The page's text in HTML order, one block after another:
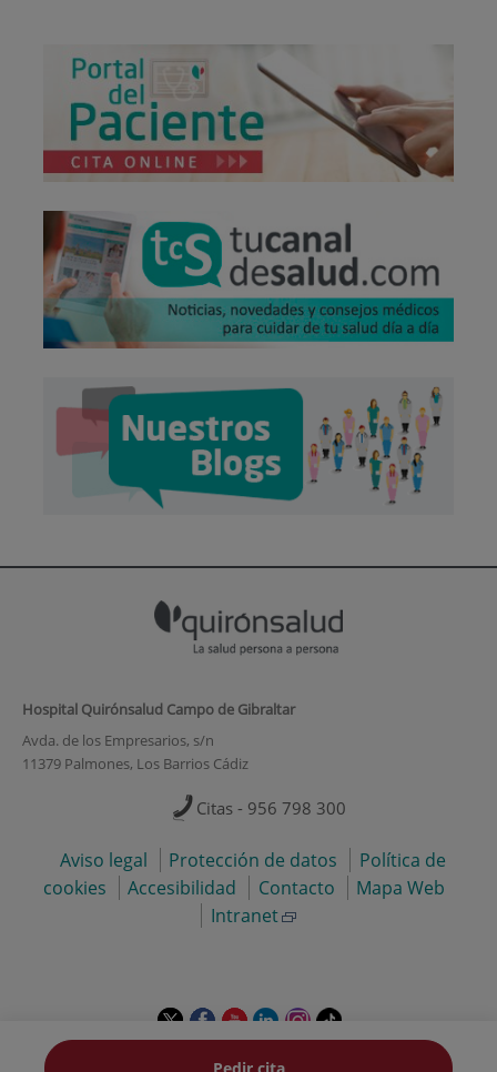
Hospital Quirónsalud Campo de Gibraltar
Avda. de los Empresarios, s/n
11379 Palmones, Los Barrios Cádiz
Citas - 956 798 300
Aviso legal Protección de datos
Política de
cookies
Accesibilidad Contacto
Mapa Web
Intranet
Este
enlace
Este
enlace
se
Este
enlace
se
Este
enlace
se
Este
enlace
Enlace
a